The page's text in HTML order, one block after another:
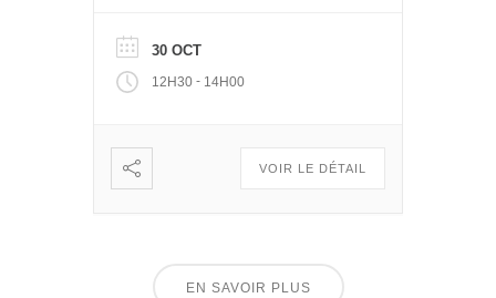
autour d’un repas. Et pour le
public de découvrir les projets
engagés qui se développent
: […]
30 OCT
12H30 - 14H00
VOIR LE DÉTAIL
EN SAVOIR PLUS